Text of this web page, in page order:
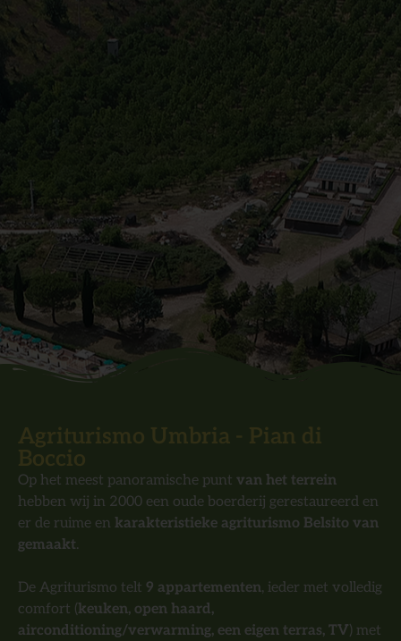
Agriturismo Umbria - Pian di
Boccio
Op het meest panoramische punt van het terrein
hebben wij in 2000 een oude boerderij gerestaureerd en
er de ruime en karakteristieke agriturismo Belsito van
gemaakt.
De Agriturismo telt 9 appartementen, ieder met volledig
comfort (keuken, open haard,
airconditioning/verwarming, een eigen terras, TV) met